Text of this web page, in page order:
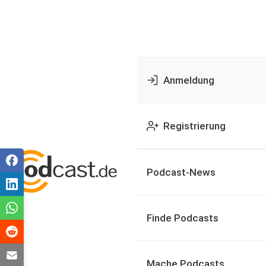
Anmeldung
Registrierung
Podcast-News
Finde Podcasts
Mache Podcasts